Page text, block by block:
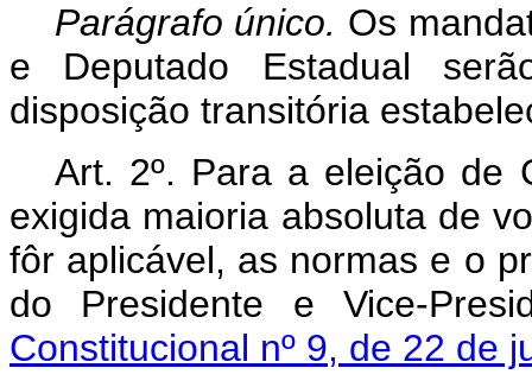
Parágrafo único. Os
e Deputado Estadual
disposição transitória
Art. 2º. Para a eleição de
exigida maioria absoluta de
fôr aplicável, as normas e o
do Presidente e Vice-
Constitucional nº 9, de 22 de